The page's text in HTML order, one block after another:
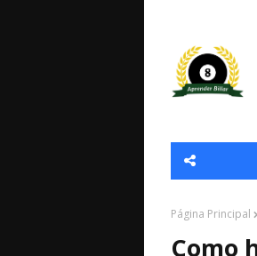
Página Principal
Como